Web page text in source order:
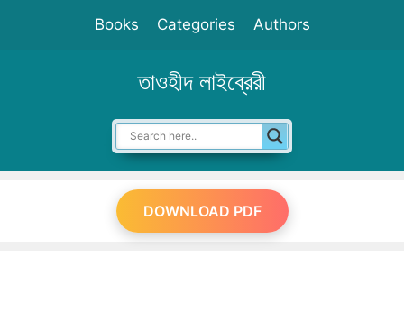
Books Categories Authors
তাওহীদ লাইব্রেরী
DOWNLOAD PDF